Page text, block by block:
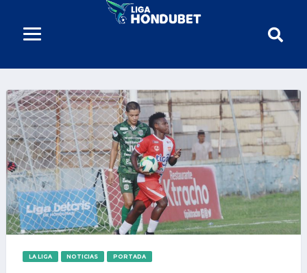
LA LIGA NOTICIAS PORTADA